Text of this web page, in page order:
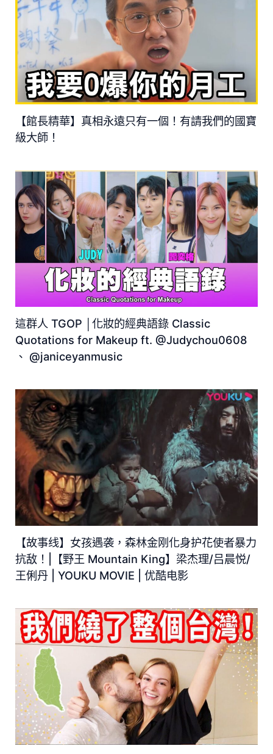
【館長精華】真相永遠只有一個！有請我們的國寶
級大師！
這群人 TGOP │化妝的經典語錄 Classic
Quotations for Makeup ft. @Judychou0608
、 @janiceyanmusic
【故事线】女孩遇袭，森林金刚化身护花使者暴力
抗敌！|【野王 Mountain King】梁杰理/吕晨悦/
王俐丹 | YOUKU MOVIE | 优酷电影